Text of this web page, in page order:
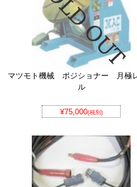
マツモト機械 ポジショナー 月極
ル
¥75,000(税別)